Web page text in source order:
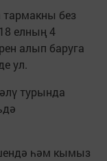
тармакны без
елның 4
алып баруга
ул.
турында
һәм кымыз